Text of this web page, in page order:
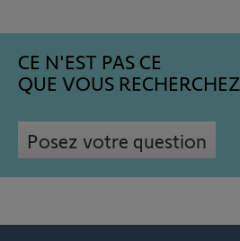
CE N'EST PAS CE
QUE VOUS RECHERCHEZ
Posez votre question